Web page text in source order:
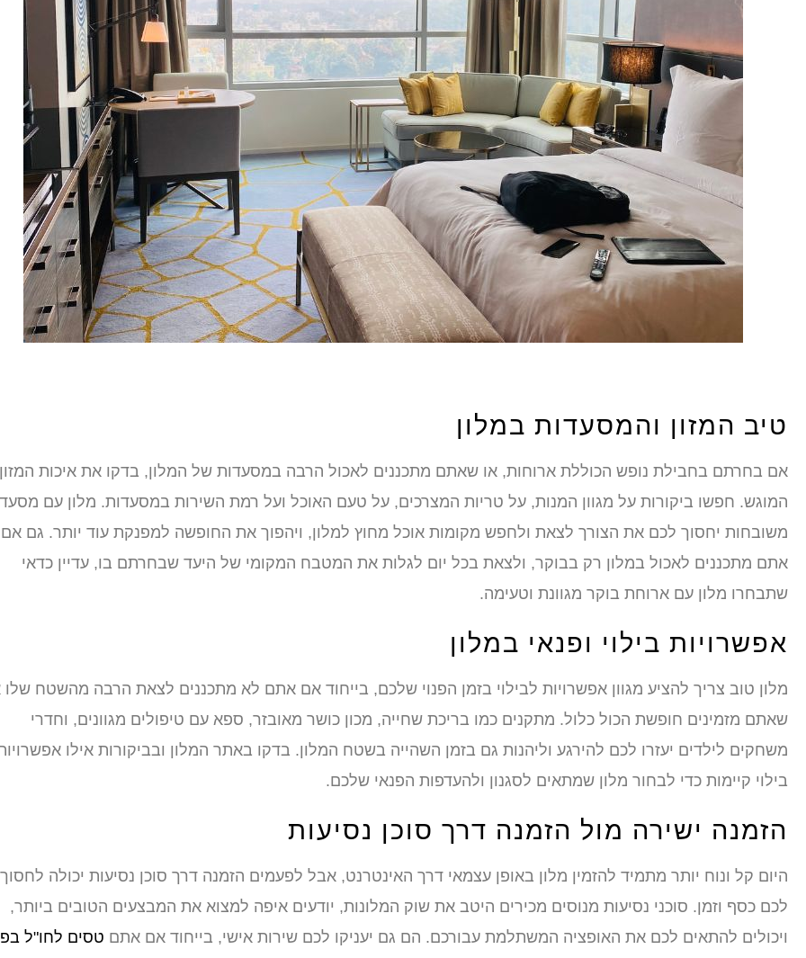
טיב המזון והמסעדות במלון
אם בחרתם בחבילת נופש הכוללת ארוחות, או שאתם מתכננים לאכול הרבה במסעדות של המלון, בדקו את איכות המזון
המוגש. חפשו ביקורות על מגוון המנות, על טריות המצרכים, על טעם האוכל ועל רמת השירות במסעדות. מלון עם
משובחות יחסוך לכם את הצורך לצאת ולחפש מקומות אוכל מחוץ למלון, ויהפוך את החופשה למפנקת עוד יותר. גם אם
אתם מתכננים לאכול במלון רק בבוקר, ולצאת בכל יום לגלות את המטבח המקומי של היעד שבחרתם בו, עדיין כדאי
שתבחרו מלון עם ארוחת בוקר מגוונת וטעימה.
אפשרויות בילוי ופנאי במלון
מלון טוב צריך להציע מגוון אפשרויות לבילוי בזמן הפנוי שלכם, בייחוד אם אתם לא מתכננים לצאת הרבה מהשטח שלו
שאתם מזמינים חופשת הכול כלול. מתקנים כמו בריכת שחייה, מכון כושר מאובזר, ספא עם טיפולים מגוונים, וחדרי
משחקים לילדים יעזרו לכם להירגע וליהנות גם בזמן השהייה בשטח המלון. בדקו באתר המלון ובביקורות אילו
בילוי קיימות כדי לבחור מלון שמתאים לסגנון ולהעדפות הפנאי שלכם.
הזמנה ישירה מול הזמנה דרך סוכן נסיעות
היום קל ונוח יותר מתמיד להזמין מלון באופן עצמאי דרך האינטרנט, אבל לפעמים הזמנה דרך סוכן נסיעות יכולה לחסוך
לכם כסף וזמן. סוכני נסיעות מנוסים מכירים היטב את שוק המלונות, יודעים איפה למצוא את המבצעים הטובים ביותר,
ויכולים להתאים לכם את האופציה המשתלמת עבורכם. הם גם יעניקו לכם שירות אישי, בייחוד אם אתם טסים לחו"ל